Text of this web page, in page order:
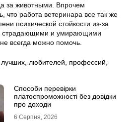
за животными. Впрочем
что работа ветеринара все так же
психической стойкости из-за
страдающими и умирающими
всегда можно помочь.
лучших любителей профессий
Способи перевірки
платоспроможності без довідки
про доходи
6 Серпня, 2026